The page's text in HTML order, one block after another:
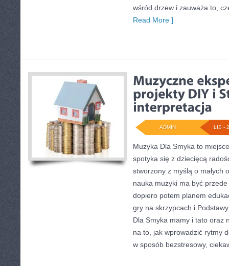
wśród drzew i zauważa to,
Read More ]
LIS -
ADMIN
Muzyka Dla Smyka to
spotyka się z dziecięcą
stworzony z myślą o małych
nauka muzyki ma być
dopiero potem planem
gry na skrzypcach i
Dla Smyka mamy i tato oraz
na to, jak wprowadzić rytmy
w sposób bezstresowy,